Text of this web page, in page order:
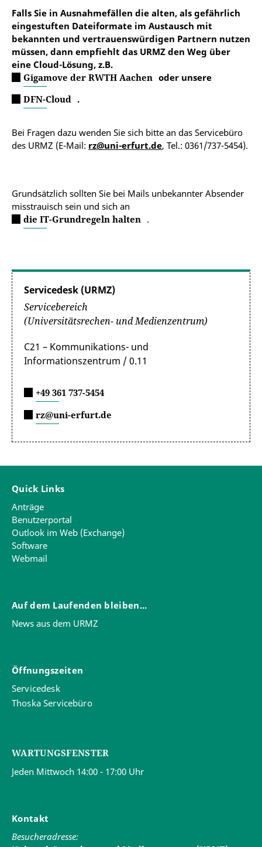
Falls Sie in Ausnahmefällen die alten, als gefährlich
eingestuften Dateiformate im Austausch mit
bekannten und vertrauenswürdigen Partnern nutzen
müssen, dann empfiehlt das URMZ den Weg über
eine Cloud-Lösung, z.B.
Gigamove der RWTH Aachen oder unsere
DFN-Cloud .
Bei Fragen dazu wenden Sie sich bitte an das Servicebüro
des URMZ (E-Mail: rz@uni-erfurt.de, Tel.: 0361/737-5454).
Grundsätzlich sollten Sie bei Mails unbekannter Absender
misstrauisch sein und sich an
die IT-Grundregeln halten .
Servicedesk (URMZ)
Servicebereich
(Universitätsrechen- und Medienzentrum)
C21 – Kommunikations- und
Informationszentrum / 0.11
+49 361 737-5454
rz@uni-erfurt.de
Quick Links
Anträge
Benutzerportal
Outlook im Web (Exchange)
Software
Webmail
Auf dem Laufenden bleiben...
News aus dem URMZ
Öffnungszeiten
Servicedesk
Thoska Servicebüro
WARTUNGSFENSTER
Jeden Mittwoch 14:00 - 17:00 Uhr
Kontakt
Besucheradresse: